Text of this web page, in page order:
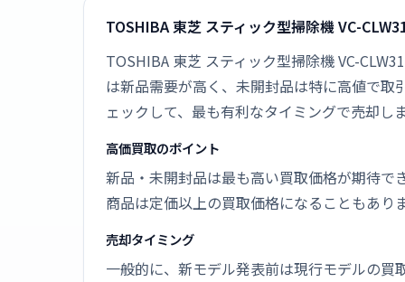
TOSHIBA 東芝 スティック型掃除機 VC-
TOSHIBA 東芝 スティック型掃除機 VC-
は新品需要が高く、未開封品は特に高値で
ェックして、最も有利なタイミングで売却し
高価買取のポイント
新品・未開封品は最も高い買取価格が期待で
商品は定価以上の買取価格になることもあり
売却タイミング
一般的に、新モデル発表前は現行モデルの買